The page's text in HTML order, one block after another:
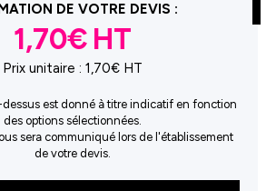
DE VOTRE DEVIS :
1,70€
Prix unitaire : 1,70€ HT
est donné à titre indicatif en fonction
des options sélectionnées.
sera communiqué lors de l'établissement
de votre devis.